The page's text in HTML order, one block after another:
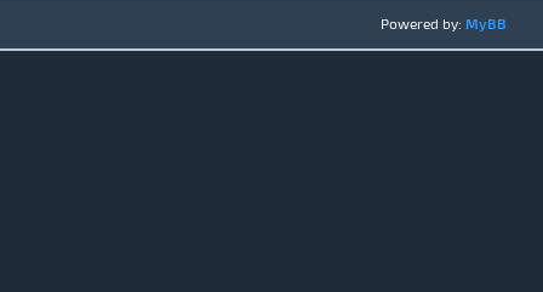
Powered by: MyBB